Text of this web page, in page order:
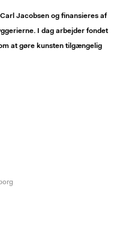
Jacobsen og finansieres af
I dag arbejder fondet
at gøre kunsten tilgængelig